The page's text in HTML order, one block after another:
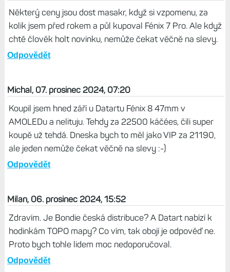
Některý ceny jsou dost masakr, když si vzpomenu, za
kolik jsem před rokem a půl kupoval Fénix 7 Pro. Ale když
chtě člověk holt novinku, nemůže čekat věčně na slevy.
Odpovědět
Michal, 07. prosinec 2024, 07:20
Koupil jsem hned září u Datartu Fénix 8 47mm v
AMOLEDu a nelituju. Tehdy za 22500 káčées, čili super
koupě už tehdá. Dneska bych to měl jako VIP za 21190,
ale jeden nemůže čekat věčně na slevy :-)
Odpovědět
Milan, 06. prosinec 2024, 15:52
Zdravím. Je Bondie česká distribuce? A Datart nabízí k
hodinkám TOPO mapy? Co vím, tak obojí je odpověď ne.
Proto bych tohle lidem moc nedoporučoval.
Odpovědět